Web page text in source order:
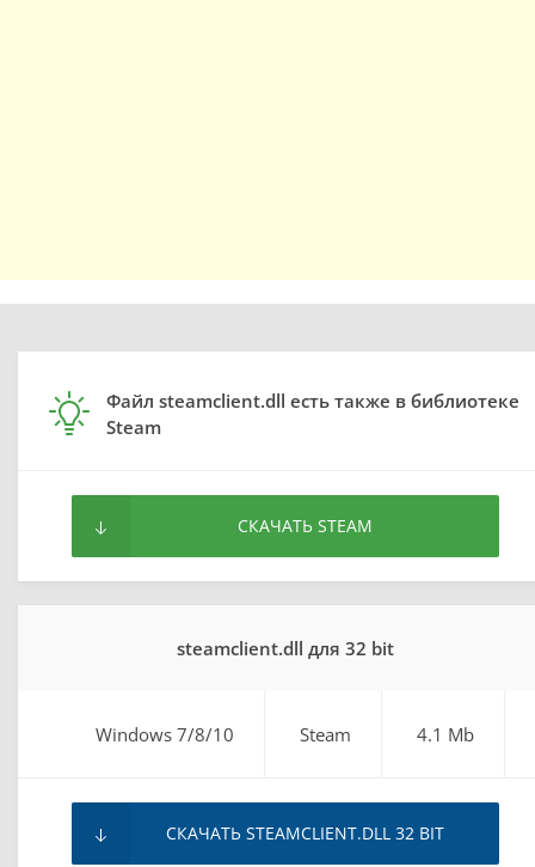
Файл steamclient.dll есть также в библиотеке
Steam
СКАЧАТЬ STEAM
steamclient.dll для 32 bit
Windows 7/8/10 Steam 4.1 Mb
СКАЧАТЬ STEAMCLIENT.DLL 32 BIT